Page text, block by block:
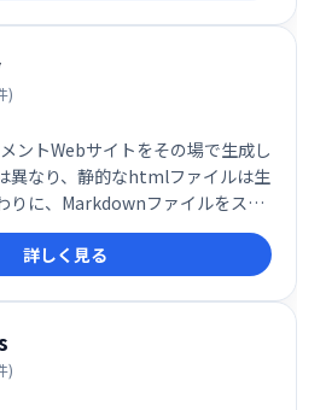
)
ントWebサイトをその場で生成し
異なり、静的なhtmlファイルは生
りに、Markdownファイルをスマ
析し、Webサイトとして表示しま
して開始し、GitHubページに
す。
詳しく見る
)